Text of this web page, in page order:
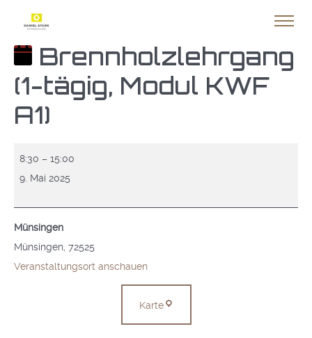
Brennholzlehrgang
(1-tägig, Modul KWF
A1)
Brennholzlehrgang
Modul
KWF
A1)
8:30 – 15:00
9. Mai 2025
Münsingen
Münsingen 72525
Veranstaltungsort anschauen
KarteMünsingen